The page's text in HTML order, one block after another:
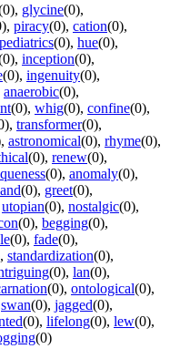
, glycine(0),
, piracy(0), cation(0),
pediatrics(0), hue(0),
, inception(0),
(0), ingenuity(0),
anaerobic(0),
(0), whig(0), confine(0),
, transformer(0),
, astronomical(0), rhyme(0),
(0), renew(0),
(0), anomaly(0),
(0), greet(0),
utopian(0), nostalgic(0),
(0), begging(0),
(0), fade(0),
, standardization(0),
(0), lan(0),
(0), ontological(0),
swan(0), jagged(0),
(0), lifelong(0), lew(0),
(0)